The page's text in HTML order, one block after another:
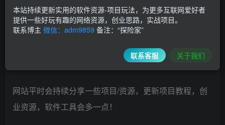
教程资源…
为更多对互联网创业感兴趣的小伙伴，分享一些实用的
创业资源，经验技巧，项目玩法…，以此来结交一群志
网站平时会持续分享一些项目/资源，更新项目教程，创
业资源，软件工具会多一点！
本站持续更新实用的软件资源-项目玩法，为更多互联网爱好者
提供一些好玩有趣的网络资源，创业思路，实战项目。
联系博主 微信：adm9859 备注：“探险家”
联系客服 关于我们